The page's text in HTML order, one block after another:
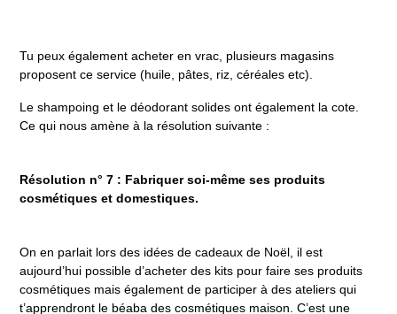
Tu peux également acheter en vrac, plusieurs magasins
proposent ce service (huile, pâtes, riz, céréales etc).
Le shampoing et le déodorant solides ont également la cote.
Ce qui nous amène à la résolution suivante :
Résolution n° 7 : Fabriquer soi-même ses produits
cosmétiques et domestiques.
On en parlait lors des idées de cadeaux de Noël, il est
aujourd’hui possible d’acheter des kits pour faire ses produits
cosmétiques mais également de participer à des ateliers qui
t’apprendront le béaba des cosmétiques maison. C’est une